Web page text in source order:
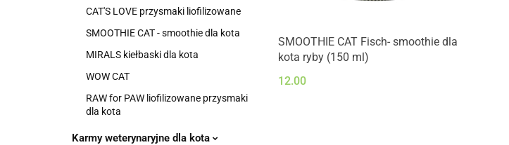
CAT'S LOVE przysmaki liofilizowane
SMOOTHIE CAT - smoothie dla kota
MIRALS kiełbaski dla kota
WOW CAT
RAW for PAW liofilizowane przysmaki
dla kota
Karmy weterynaryjne dla kota
Produkt niedostępny
SMOOTHIE CAT Fisch- smoothie dla
kota ryby (150 ml)
12.00